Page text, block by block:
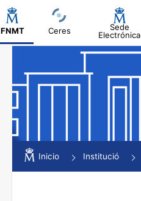
FNMT Ceres
Sede
Electrónica
Mostra/Amaga
Mostra/Amaga
Inicio Institució